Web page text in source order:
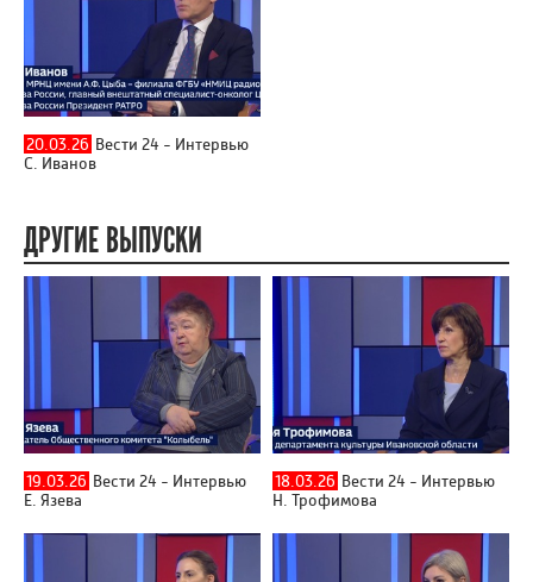
20.03.26 Вести 24 - Интервью
С. Иванов
ДРУГИЕ ВЫПУСКИ
19.03.26 Вести 24 - Интервью
Е. Язева
18.03.26 Вести 24 - Интервью
Н. Трофимова